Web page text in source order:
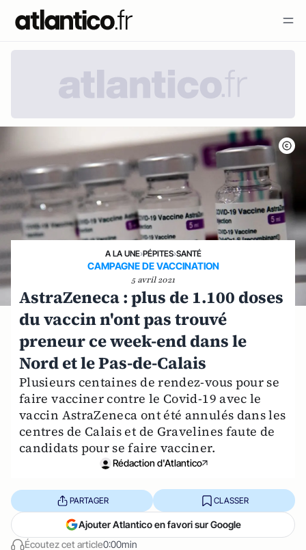
A LA UNE›PÉPITES›SANTÉ
CAMPAGNE DE VACCINATION
5 avril 2021
AstraZeneca : plus de 1.100 doses
du vaccin n'ont pas trouvé
preneur ce week-end dans le
Nord et le Pas-de-Calais
Plusieurs centaines de rendez-vous pour se
faire vacciner contre le Covid-19 avec le
vaccin AstraZeneca ont été annulés dans les
centres de Calais et de Gravelines faute de
candidats pour se faire vacciner.
Rédaction d'Atlantico
Écoutez cet article0:00min
PARTAGER CLASSER
Ajouter Atlantico en favori sur Google